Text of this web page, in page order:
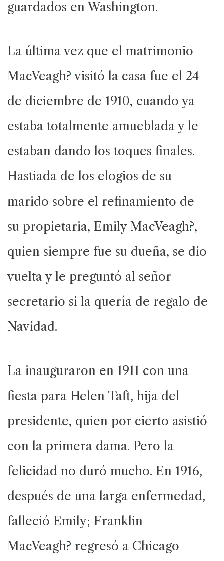
guardados en Washington.
La última vez que el matrimonio
MacVeagh? visitó la casa fue el 24
de diciembre de 1910, cuando ya
estaba totalmente amueblada y le
estaban dando los toques finales.
Hastiada de los elogios de su
marido sobre el refinamiento de
su propietaria, Emily MacVeagh?,
quien siempre fue su dueña, se dio
vuelta y le preguntó al señor
secretario si la quería de regalo de
Navidad.
La inauguraron en 1911 con una
fiesta para Helen Taft, hija del
presidente, quien por cierto asistió
con la primera dama. Pero la
felicidad no duró mucho. En 1916,
después de una larga enfermedad,
falleció Emily; Franklin
MacVeagh? regresó a Chicago